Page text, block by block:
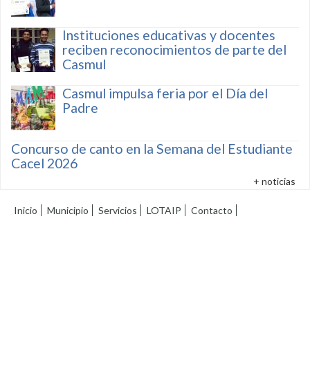
Instituciones educativas y docentes
reciben reconocimientos de parte del
Casmul
Casmul impulsa feria por el Día del
Padre
Concurso de canto en la Semana del Estudiante
Cacel 2026
+ noticias
Inicio Municipio Servicios LOTAIP Contacto